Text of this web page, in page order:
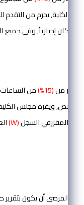
عميدالكلية, يحرم من
إذا كان إجبارياً, وفي
أكثر من(15%)
من
المختص, ويقره مجلس
(W)
المرضي أن يكون